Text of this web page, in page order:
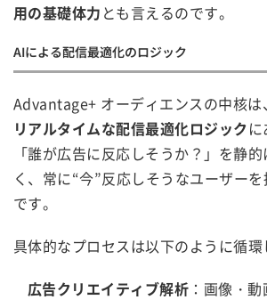
用の基礎体力 とも言えるのです。
AIによる配信最適化のロジック
Advantage+ オーディエンスの中核は
リアルタイムな配信最適化ロジック
「誰が広告に反応しそうか？」を静
く、常に“今”反応しそうなユーザー
です。
具体的なプロセスは以下のように循
広告クリエイティブ解析 ：画像・